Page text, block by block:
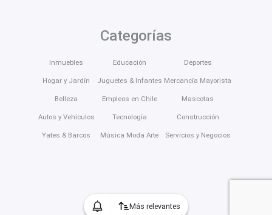
Más relevantes
Categorías
Inmuebles
Hogar y Jardín
Belleza
Autos y Vehículos
Yates & Barcos
Educación
Juguetes & Infantes
Empleos en Chile
Tecnología
Música Moda Arte
Deportes
Mercancía Mayorista
Mascotas
Construcción
Servicios y Negocios